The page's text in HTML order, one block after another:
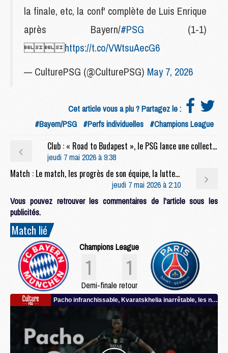
la finale, etc, la conf' complète de Luis Enrique
après Bayern/#PSG (1-1)
https://t.co/VWtsuAecG6
— CulturePSG (@CulturePSG) May 7, 2026
Cet article vous a plu ? Partagez le :
#Bayern/PSG #Perfs individuelles #Champions League
Club : « Road to Budapest », le PSG lance une collection spéciale avant sa finale contre Arsenal
jeudi 7 mai 2026 à 9:38
Match : Le match, les progrès de son équipe, la lutte, la finale, etc, la conf' complète de Luis Enrique après Bayern/PSG (1-1)
jeudi 7 mai 2026 à 2:10
Vous pouvez retrouver les commentaires de l'article sous les
publicités.
Match lié
Champions League
1 1
Demi-finale retour